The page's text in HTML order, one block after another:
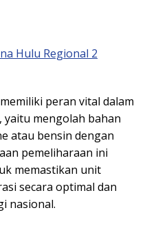
Hulu Regional 2
peran vital dalam
mengolah bahan
atau bensin dengan
pemeliharaan ini
memastikan unit
secara optimal dan
nasional.